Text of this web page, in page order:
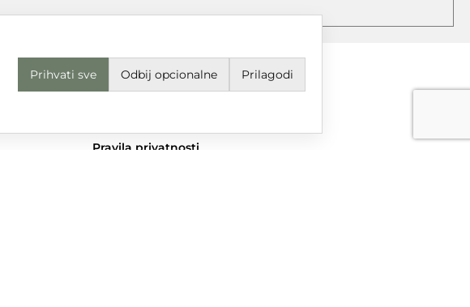
Pravila privatnosti
Prihvati sve Odbij opcionalne Prilagodi